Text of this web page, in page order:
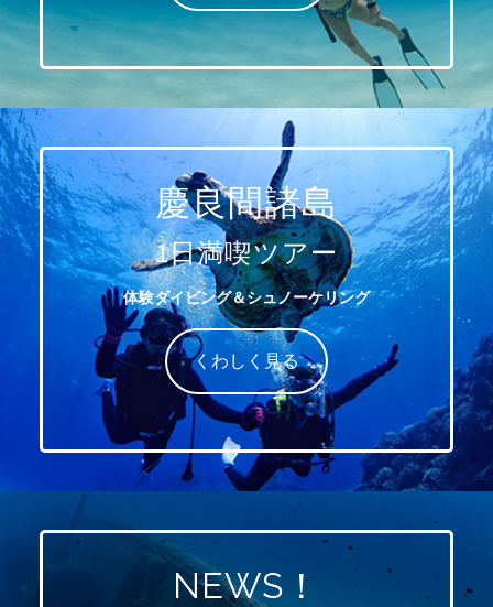
慶良間諸島
1日満喫ツアー
体験ダイビング＆シュノーケリング
くわしく見る
NEWS！